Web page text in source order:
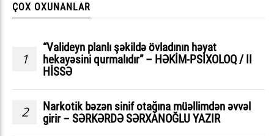
ÇOX OXUNANLAR
1
“Valideyn planlı şəkildə övladının həyat
hekayəsini qurmalıdır” – HƏKİM-PSİXOLOQ / II
HİSSƏ
2
Narkotik bəzən sinif otağına müəllimdən əvvəl
girir – SƏRKƏRDƏ SƏRXANOĞLU YAZIR